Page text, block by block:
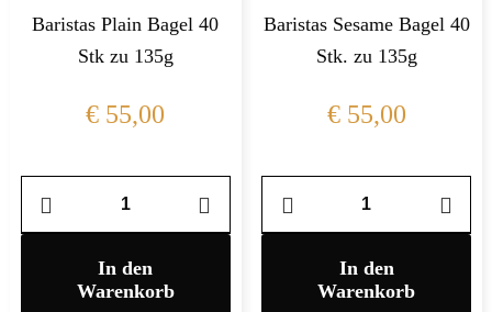
Baristas Plain Bagel 40
Stk zu 135g
€ 55,00
In den
Warenkorb
Baristas Sesame Bagel 40
Stk. zu 135g
€55,00
In den
Warenkorb